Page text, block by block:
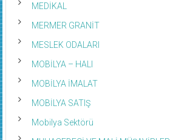
MEDİKAL
MERMER GRANİT
MESLEK ODALARI
MOBİLYA – HALI
MOBİLYA İMALAT
MOBİLYA SATIŞ
Mobilya Sektörü